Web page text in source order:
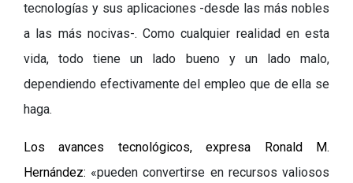
tecnologías y sus aplicaciones -desde las más nobles
a las más nocivas-. Como cualquier realidad en esta
vida, todo tiene un lado bueno y un lado malo,
dependiendo efectivamente del empleo que de ella se
haga.
Los avances tecnológicos, expresa Ronald M.
Hernández: «pueden convertirse en recursos valiosos